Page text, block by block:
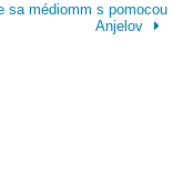
sa médiomm s pomocou
Anjelov